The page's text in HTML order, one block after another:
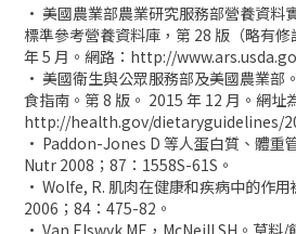
• 美國農業部農業研究服務部營養資料
標準參考營養資料庫，第 28 版（略有
年 5 月。網路：http://
• 美國衛生與公眾服務部及美國農業部
食指南。第 8 版。 2015 年 12 月。網址
http://health.gov/dietaryguidelines/
• Paddon-Jones D 等人蛋白質、體重
Nutr 2008；87：1558S-61S。
• Wolfe, R. 肌肉在健康和疾病中的作
2006；84：475-82。
• Van Elswyk ME，McNeill SH。草料/